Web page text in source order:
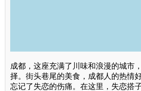
成都，这座充满了川味和浪漫的城市
择。街头巷尾的美食，成都人的热情
忘记了失恋的伤痛。在这里，失恋搭